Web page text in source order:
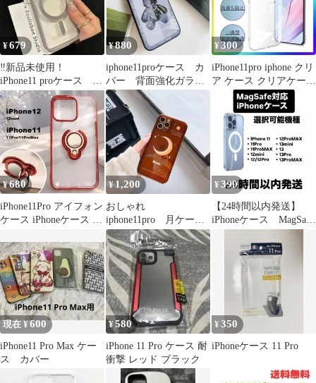
¥679
‼新品未使用！
iPhone11 proケース
MagSafe グレー 03
¥880
iphone11proケース カ
バー 背面強化ガラス
璃熊
¥ 300
iPhone11pro iphone クリ
ア ケース クリアケース
ソフト ケース ソフトケ
ース 画面レンズ保護 角
落ち防御 耐衝撃 携帯
保護 透明 カバー
おしゃれ
¥680
iPhone11Pro アイフォン
ケース iPhoneケース リ
¥1,200
おしゃれ
iphone11pro 月ケース
iphone ケース
¥ 390
【24時間以内発送】
iPhoneケース MagSafe
ソフトケース
iPhone11 11Pro
11ProMAX 12mini 12
13 13Pro 13ProMAX
現在 ¥600
iPhone11 Pro Max ケー
ス カバー
¥580
iPhone 11 Pro ケース 耐
衝撃 レッド ブラック
¥350
iPhoneケース 11 Pro